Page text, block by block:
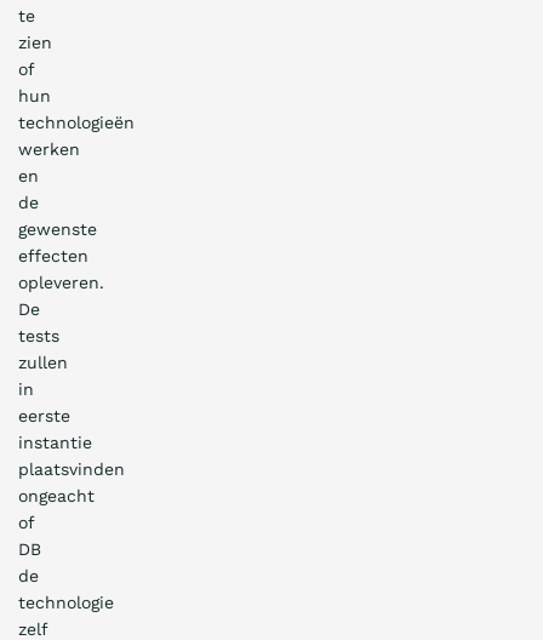
te
zien
of
hun
technologieën
werken
en
de
gewenste
effecten
opleveren.
De
tests
zullen
in
eerste
instantie
plaatsvinden
ongeacht
of
DB
de
technologie
zelf